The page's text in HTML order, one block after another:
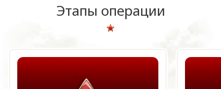
Этапы операции